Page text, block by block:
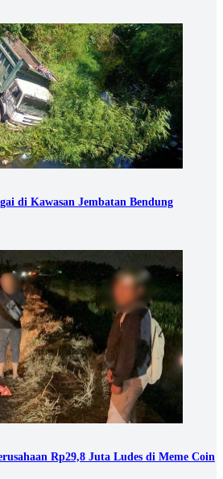
di Kawasan Jembatan Bendung
Rp29,8 Juta Ludes di Meme Coin